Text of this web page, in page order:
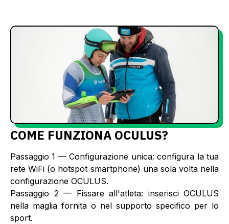
COME FUNZIONA OCULUS?
Passaggio 1 — Configurazione unica: configura la tua
rete WiFi (o hotspot smartphone) una sola volta nella
configurazione OCULUS.
‍Passaggio 2 — Fissare all'atleta: inserisci OCULUS
nella maglia fornita o nel supporto specifico per lo
sport.